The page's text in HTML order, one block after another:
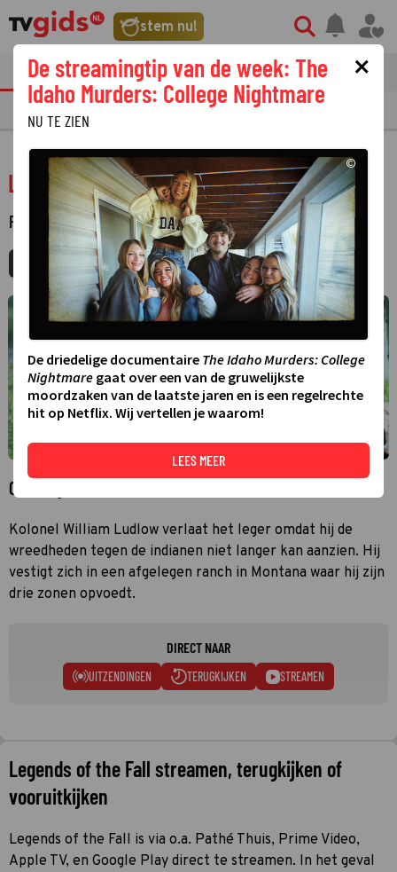
stem nu!
tvgids streaming nieuws
PRIMETIME GEMIST
Legends of the Fall
FILM SPEELFILM
MIJNGIDS AGENDA DELEN
Over Legends of the Fall
Kolonel William Ludlow verlaat het leger omdat hij de
wreedheden tegen de indianen niet langer kan aanzien. Hij
vestigt zich in een afgelegen ranch in Montana waar hij zijn
drie zonen opvoedt.
DIRECT NAAR
UITZENDINGEN TERUGKIJKEN STREAMEN
Legends of the Fall streamen, terugkijken of
vooruitkijken
Legends of the Fall is via o.a. Pathé Thuis, Prime Video,
Apple TV, en Google Play direct te streamen. In het geval
×
De streamingtip van de week: The
Idaho Murders: College Nightmare
NU TE ZIEN
©
De driedelige documentaire The Idaho Murders: College
Nightmare gaat over een van de gruwelijkste
moordzaken van de laatste jaren en is een regelrechte
hit op Netflix. Wij vertellen je waarom!
LEES MEER